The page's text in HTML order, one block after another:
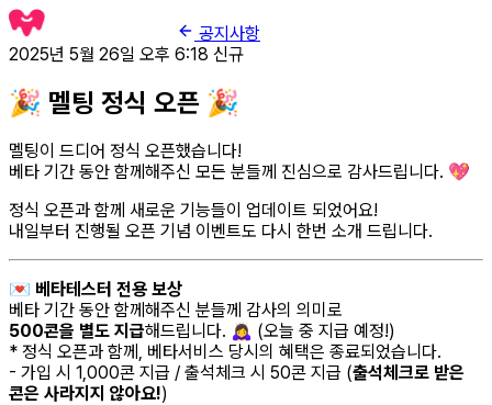
공지사항
2025년 5월 26일 오후 6:18 신규
🎉 멜팅 정식 오픈 🎉
멜팅이 드디어 정식 오픈했습니다!
베타 기간 동안 함께해주신 모든 분들께 진심으로 감사드립니다. 💖
정식 오픈과 함께 새로운 기능들이 업데이트 되었어요!
내일부터 진행될 오픈 기념 이벤트도 다시 한번 소개 드립니다.
💌 베타테스터 전용 보상
베타 기간 동안 함께해주신 분들께 감사의 의미로
500콘을 별도 지급해드립니다. 🙇‍♀️ (오늘 중 지급 예정!)
* 정식 오픈과 함께, 베타서비스 당시의 혜택은 종료되었습니다.
- 가입 시 1,000콘 지급 / 출석체크 시 50콘 지급 (출석체크로 받은
콘은 사라지지 않아요!)